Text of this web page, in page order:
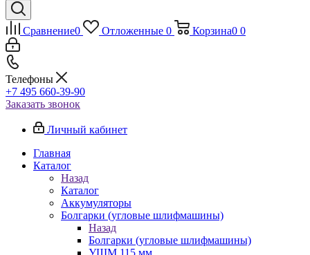
Сравнение0 Отложенные 0 Корзина0 0
Телефоны
+7 495 660-39-90
Заказать звонок
Личный кабинет
Главная
Каталог
Назад
Каталог
Аккумуляторы
Болгарки (угловые шлифмашины)
Назад
Болгарки (угловые шлифмашины)
УШМ 115 мм